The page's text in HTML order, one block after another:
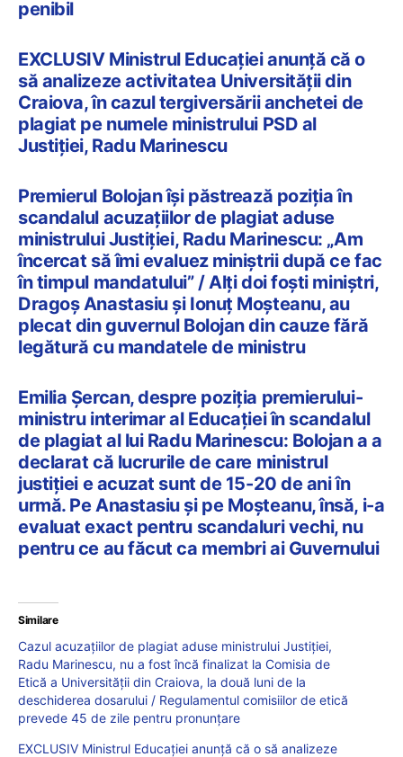
penibil
EXCLUSIV Ministrul Educației anunță că o
să analizeze activitatea Universității din
Craiova, în cazul tergiversării anchetei de
plagiat pe numele ministrului PSD al
Justiției, Radu Marinescu
Premierul Bolojan își păstrează poziția în
scandalul acuzațiilor de plagiat aduse
ministrului Justiției, Radu Marinescu: „Am
încercat să îmi evaluez miniștrii după ce fac
în timpul mandatului” / Alți doi foști miniștri,
Dragoș Anastasiu și Ionuț Moșteanu, au
plecat din guvernul Bolojan din cauze fără
legătură cu mandatele de ministru
Emilia Șercan, despre poziția premierului-
ministru interimar al Educației în scandalul
de plagiat al lui Radu Marinescu: Bolojan a a
declarat că lucrurile de care ministrul
justiției e acuzat sunt de 15-20 de ani în
urmă. Pe Anastasiu și pe Moșteanu, însă, i-a
evaluat exact pentru scandaluri vechi, nu
pentru ce au făcut ca membri ai Guvernului
Similare
Cazul acuzațiilor de plagiat aduse ministrului Justiției,
Radu Marinescu, nu a fost încă finalizat la Comisia de
Etică a Universității din Craiova, la două luni de la
deschiderea dosarului / Regulamentul comisiilor de etică
prevede 45 de zile pentru pronunțare
EXCLUSIV Ministrul Educației anunță că o să analizeze